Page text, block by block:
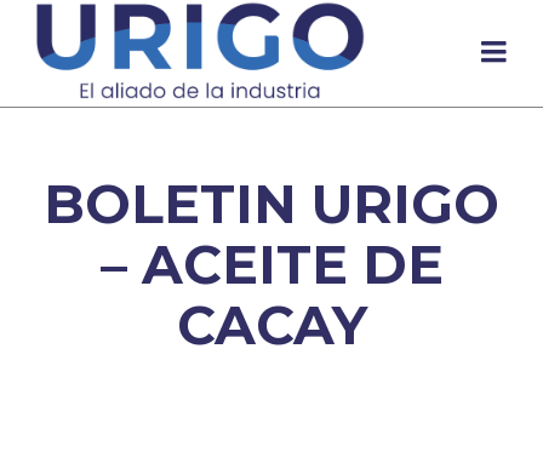
BOLETIN URIGO
– ACEITE DE
CACAY